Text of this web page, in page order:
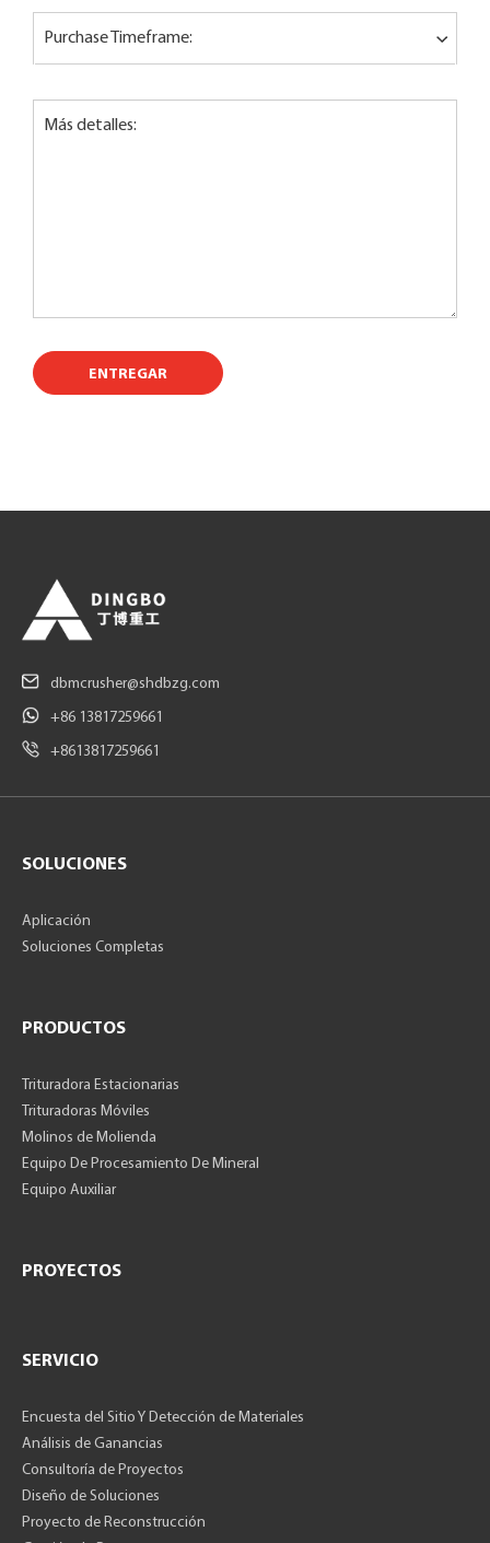
Purchase Timeframe:
Más detalles:
ENTREGAR
dbmcrusher@shdbzg.com
+86 13817259661
+8613817259661
SOLUCIONES
Aplicación
Soluciones Completas
PRODUCTOS
Trituradora Estacionarias
Trituradoras Móviles
Molinos de Molienda
Equipo De Procesamiento De Mineral
Equipo Auxiliar
PROYECTOS
SERVICIO
Encuesta del Sitio Y Detección de Materiales
Análisis de Ganancias
Consultoría de Proyectos
Diseño de Soluciones
Proyecto de Reconstrucción